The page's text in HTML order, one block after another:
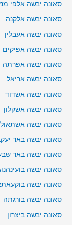
סאונה יבשה אלפי
סאונה יבשה אלקנה
סאונה יבשה אעבלין
סאונה יבשה אפיקים
סאונה יבשה אפרתה
סאונה יבשה אריאל
סאונה יבשה אשדוד
סאונה יבשה אשקלון
סאונה יבשה אשתאול
סאונה יבשה באר
סאונה יבשה באר
סאונה יבשה
סאונה יבשה
סאונה יבשה בורגתה
סאונה יבשה ביצרון